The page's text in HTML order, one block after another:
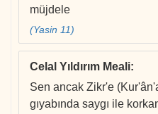
müjdele
(Yasin 11)
Celal Yıldırım Meali:
Sen ancak Zikr'e
gıyabında saygı ile